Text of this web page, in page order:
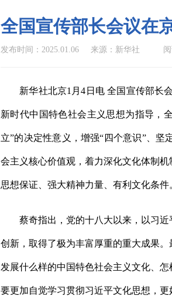
全国宣传部长会议在
发布时间：2025.01.06 来源：新华社
新华社北京1月4日电 全国宣传部长
新时代中国特色社会主义思想为指导，
立”的决定性意义，增强“四个意识”、
会主义核心价值观，着力深化文化体制
思想保证、强大精神力量、有利文化条件
蔡奇指出，党的十八大以来，以习近
创新，取得了极为丰富厚重的重大成果
发展什么样的中国特色社会主义文化、
要更加自觉学习贯彻习近平文化思想，更